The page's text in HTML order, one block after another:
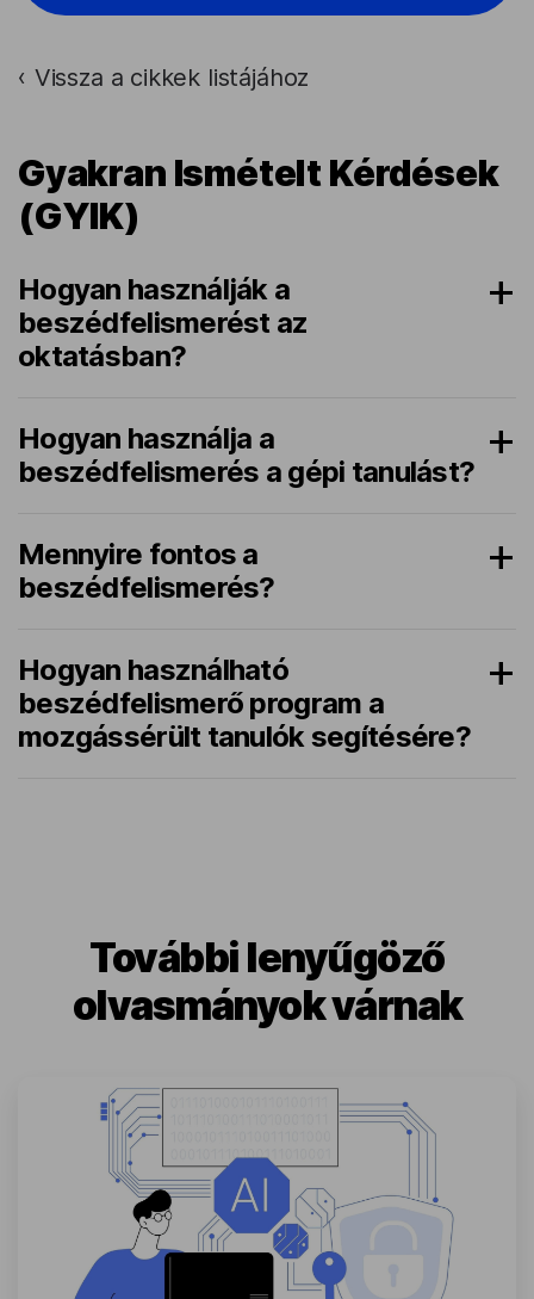
› Vissza a cikkek listájához
Gyakran Ismételt Kérdések
(GYIK)
Hogyan használják a
beszédfelismerést az
oktatásban?
Hogyan használja a
beszédfelismerés a gépi tanulást?
Mennyire fontos a
beszédfelismerés?
Hogyan használható
beszédfelismerő program a
mozgássérült tanulók segítésére?
További lenyűgöző
olvasmányok várnak